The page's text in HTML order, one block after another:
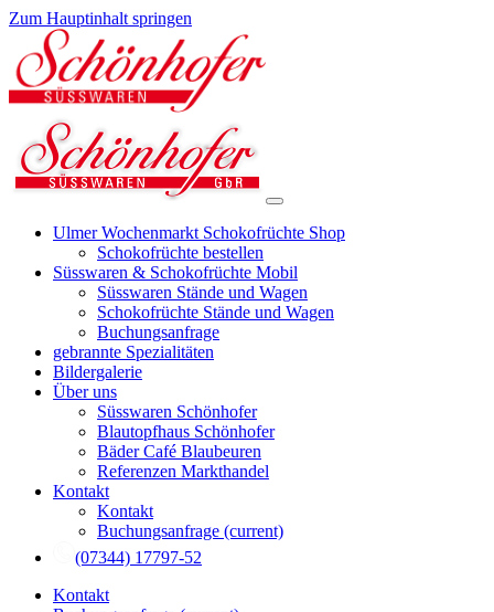
Zum Hauptinhalt springen
Ulmer Wochenmarkt Schokofrüchte Shop
Schokofrüchte bestellen
Süsswaren & Schokofrüchte Mobil
Süsswaren Stände und Wagen
Schokofrüchte Stände und Wagen
Buchungsanfrage
gebrannte Spezialitäten
Bildergalerie
Über uns
Süsswaren Schönhofer
Blautopfhaus Schönhofer
Bäder Café Blaubeuren
Referenzen Markthandel
Kontakt
Kontakt
Buchungsanfrage (current)
(07344) 17797-52
Kontakt